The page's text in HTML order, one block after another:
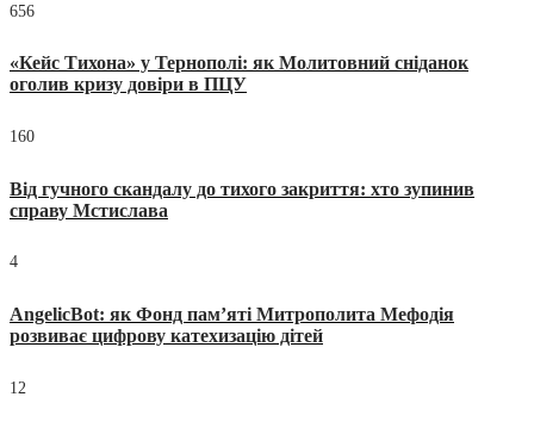
656
«Кейс Тихона» у Тернополі: як Молитовний сніданок
оголив кризу довіри в ПЦУ
160
Від гучного скандалу до тихого закриття: хто зупинив
справу Мстислава
4
AngelicBot: як Фонд пам’яті Митрополита Мефодія
розвиває цифрову катехизацію дітей
12